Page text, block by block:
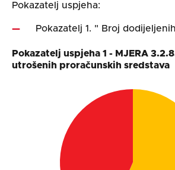
Pokazatelj uspjeha:
Pokazatelj 1. " Broj
Pokazatelj uspjeha 1 - MJERA
utrošenih proračunskih sredstava